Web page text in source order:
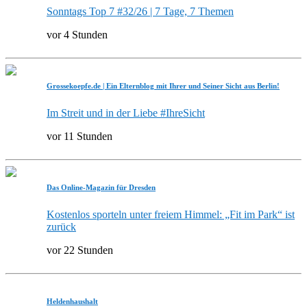
Sonntags Top 7 #32/26 | 7 Tage, 7 Themen
vor 4 Stunden
Grossekoepfe.de | Ein Elternblog mit Ihrer und Seiner Sicht aus Berlin!
Im Streit und in der Liebe #IhreSicht
vor 11 Stunden
Das Online-Magazin für Dresden
Kostenlos sporteln unter freiem Himmel: „Fit im Park“ ist
zurück
vor 22 Stunden
Heldenhaushalt